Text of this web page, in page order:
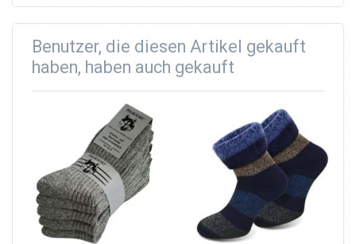
Benutzer, die diesen Artikel gekauft
haben, haben auch gekauft